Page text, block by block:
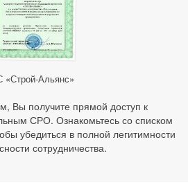
«Строй-Альянс»
Вы получите прямой доступ к
СРО. Ознакомьтесь со списком
убедиться в полной легитимности
сотрудничества.